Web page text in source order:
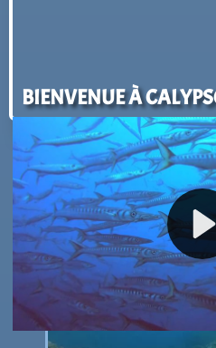
BIENVENUE À